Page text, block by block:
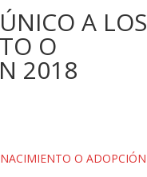
A LOS
O
2018
O ADOPCIÓN